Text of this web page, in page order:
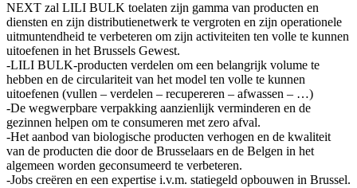
NEXT zal LILI BULK toelaten zijn gamma van producten en
diensten en zijn distributienetwerk te vergroten en zijn operationele
uitmuntendheid te verbeteren om zijn activiteiten ten volle te kunnen
uitoefenen in het Brussels Gewest.
-LILI BULK-producten verdelen om een belangrijk volume te
hebben en de circulariteit van het model ten volle te kunnen
uitoefenen (vullen – verdelen – recupereren – afwassen – …)
-De wegwerpbare verpakking aanzienlijk verminderen en de
gezinnen helpen om te consumeren met zero afval.
-Het aanbod van biologische producten verhogen en de kwaliteit
van de producten die door de Brusselaars en de Belgen in het
algemeen worden geconsumeerd te verbeteren.
-Jobs creëren en een expertise i.v.m. statiegeld opbouwen in Brussel.